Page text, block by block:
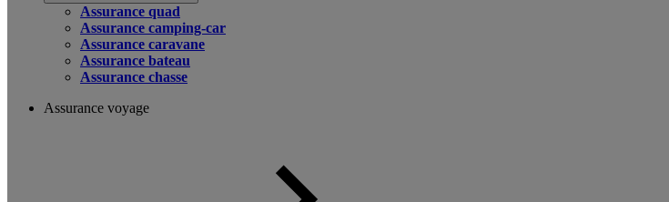
Assurance quad
Assurance camping-car
Assurance caravane
Assurance bateau
Assurance chasse
Assurance voyage